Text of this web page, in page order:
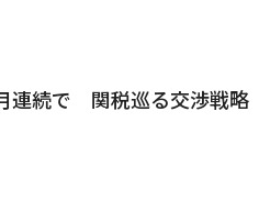
連続で 関税巡る交渉戦略